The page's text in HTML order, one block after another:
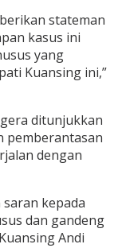
stateman
kasus ini
yang
Kuansing ini,”
ditunjukkan
pemberantasan
dengan
saran kepada
dan gandeng
Andi